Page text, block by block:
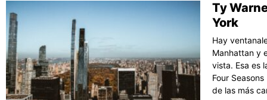
Ty
York
Hay
Manhattan y
vista. Esa es
Four
de las más
Página